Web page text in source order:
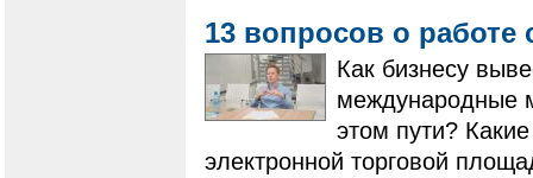
13 вопросов о
Как бизнесу
международные
этом пути?
электронной торговой